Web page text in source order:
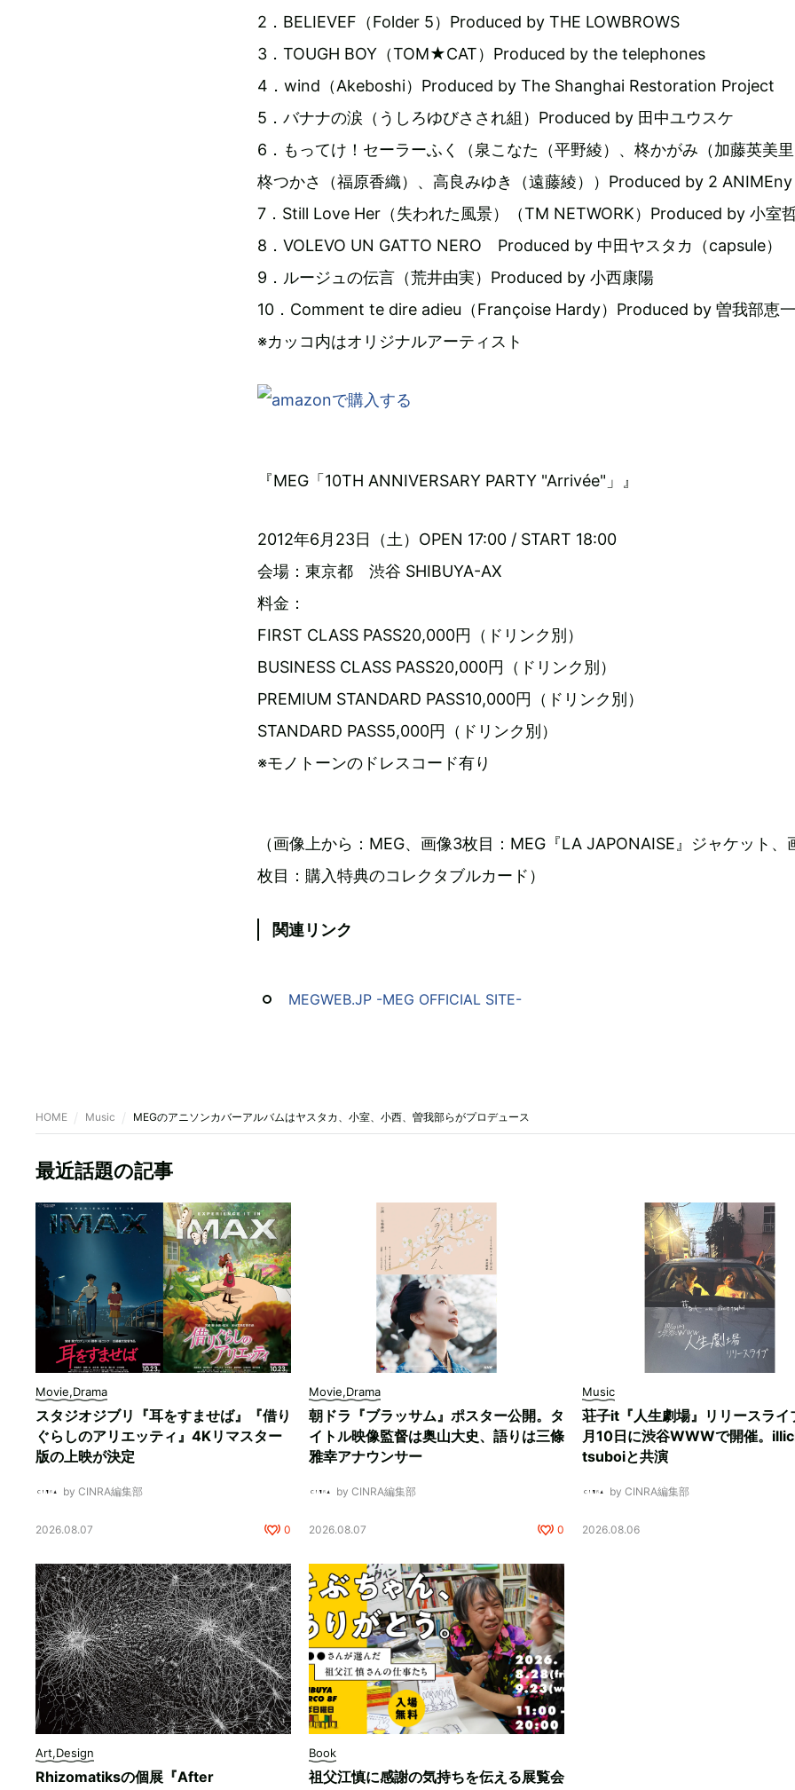
2．BELIEVEF（Folder 5）Produced by THE LOWBROWS
3．TOUGH BOY（TOM★CAT）Produced by the telephones
4．wind（Akeboshi）Produced by The Shanghai Restoration Project
5．バナナの涙（うしろゆびさされ組）Produced by 田中ユウスケ
6．もってけ！セーラーふく（泉こなた（平野綾）、柊かがみ（加藤英美
柊つかさ（福原香織）、高良みゆき（遠藤綾））Produced by 2
7．Still Love Her（失われた風景）（TM NETWORK）Produced by 小
8．VOLEVO UN GATTO NERO Produced by 中田ヤスタカ（capsule）
9．ルージュの伝言（荒井由実）Produced by 小西康陽
10．Comment te dire adieu（Françoise Hardy）Produced by 曽我部恵一
※カッコ内はオリジナルアーティスト
『MEG「10TH ANNIVERSARY PARTY "Arrivée"」』
2012年6月23日（土）OPEN 17:00 / START 18:00
会場：東京都 渋谷 SHIBUYA-AX
料金：
FIRST CLASS PASS20,000円（ドリンク別）
BUSINESS CLASS PASS20,000円（ドリンク別）
PREMIUM STANDARD PASS10,000円（ドリンク別）
STANDARD PASS5,000円（ドリンク別）
※モノトーンのドレスコード有り
（画像上から：MEG、画像3枚目：MEG『LA JAPONAISE』ジャケット、
枚目：購入特典のコレクタブルカード）
関連リンク
MEGWEB.JP -MEG OFFICIAL SITE-
HOME Music MEGのアニソンカバーアルバムはヤスタカ、小室、小西、曽我部らがプロデュース
最近話題の記事
Movie,Drama
スタジオジブリ『耳をすませば』『借り
ぐらしのアリエッティ』4Kリマスター
版の上映が決定
by CINRA編集部
2026.08.07 0
Movie,Drama
朝ドラ『ブラッサム』ポスター公開。タ
イトル映像監督は奥山大史、語りは三條
雅幸アナウンサー
by CINRA編集部
2026.08.07 0
Music
荘子it『人生劇場』リリースライ
月10日に渋谷WWWで開催。
tsuboiと共演
by CINRA編集部
2026.08.06
Art,Design
Rhizomatiksの個展『After
Book
祖父江慎に感謝の気持ちを伝える展覧会